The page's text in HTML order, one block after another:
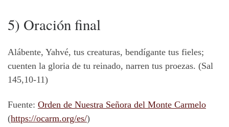
5) Oración final
Alábente, Yahvé, tus creaturas, bendígante tus fieles;
cuenten la gloria de tu reinado, narren tus proezas. (Sal
145,10-11)
Fuente: Orden de Nuestra Señora del Monte Carmelo
(https://ocarm.org/es/)